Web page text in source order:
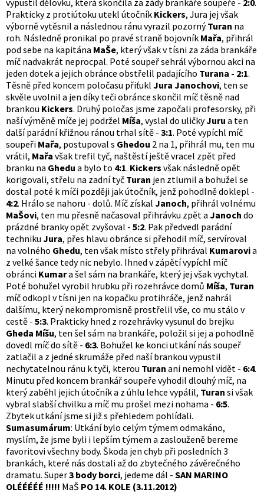
Prakticky z protiútoku utekl útočník Kickers, Jura jej však
výborně vytěsnil a následnou ránu vyrazil pozornýTuran na
roh. Následně pronikal po pravé straně bojovník Mařa, přihrál
pod sebe na kapitána MaŠe, který však v tísni za záda brankáře
míč nadvakrát neprocpal. Poté soupeř sehrál výbornou akci na
jeden dotek a jejich obránce obstřelil padajícího Turana - 2:1.
Těsně před koncem poločasu přiťukl Jura Janochovi, ten se
skvěle uvolnil a jen díky teči obránce skončil míč těsně nad
brankou Kickers. Druhý poločas jsme započali profesorsky, při
naší výměně míče jej podržel Míša, vyslal do uličkyJuru a ten
další parádní křižnou ránou trhal sítě - 3:1. Poté vypíchl míč
soupeři Mařa, postupoval s Ghedou 2 na 1, přihrál mu, ten mu
vrátil, Mařa však trefil tyč, naštěstí ještě vracel zpět před
branku na Ghedu a bylo to 4:1. Kickers však následně opět
korigovali, střelu na zadní tyč Turan jen ztlumil a bohužel se
dostal poté k míči později jak útočník, jenž pohodlně doklepl -
4:2. Hrálo se nahoru - dolů. Míč získal Janoch, přihrál volnému
MaŠovi, ten mu přesně načasoval přihrávku zpět a Janoch do
prázdné branky opět zvyšoval - 5:2. Pak předvedl parádní
techniku Jura, přes hlavu obránce si přehodil míč, servíroval
na volného Ghedu, ten však místo střely přihrával Kumarovia
z velké šance tedy nic nebylo. Ihned v zápětí vypíchl míč
obránci Kumara šel sám na brankáře, který jej však vychytal.
Poté bohužel vyrobil hrubku při rozehrávce domů Míša, Turan
míč odkopl v tísni jen na kopačku protihráče, jenž nahrál
dalšímu, který nekompromisně prostřelil vše, co mu stálo v
cestě - 5:3. Prakticky hned z rozehrávky vysunul do brejku
Gheda Míšu, ten šel sám na brankáře, položil si jej a pohodlně
dovedl míč do sítě - 6:3. Bohužel ke konci utkání nás soupeř
zatlačil a z jedné skrumáže před naší brankou vypustil
nechytatelnou ránu k tyči, kterou Turan ani nemohl vidět - 6:4.
Minutu před koncem brankář soupeře vyhodil dlouhý míč, na
který zaběhl jejich útočník a z úhlu lehce vypálil, Turan si však
vybral slabší chvilku a míč mu prošel mezi nohama - 6:5.
Zbytek utkání jsme si již s přehledem pohlídali.
Sumasumárum: Utkání bylo celým týmem odmakáno,
myslím, že jsme byli i lepším týmem a zaslouženě bereme
favoritovi všechny body. Škoda jen chyb při posledních 3
brankách, které nás dostali až do zbytečného závěrečného
dramatu. Super3 body borci, jedeme dál - SAN MARINO
OLÉÉÉÉÉ !!!!! MaŠ PO 14. KOLE (3.11.2012)